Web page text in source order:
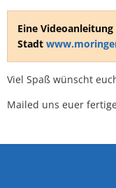
Mitfahrerbänke
Eine
Stadt
Viel Spaß wünscht
Mailed uns euer